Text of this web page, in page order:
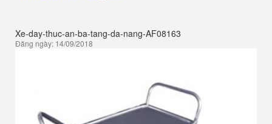
Xe-day-thuc-an-ba-tang-da-nang-AF08163
Đăng ngày: 14/09/2018